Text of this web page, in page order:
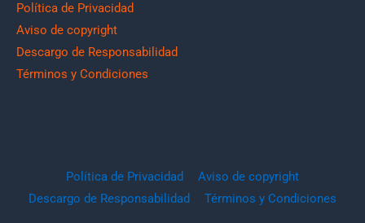
Política de Privacidad
Aviso de copyright
Descargo de Responsabilidad
Términos y Condiciones
Política de Privacidad
Aviso de copyright
Descargo de Responsabilidad
Términos y Condiciones